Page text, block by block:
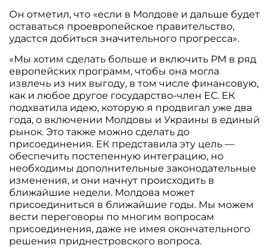
Он отметил, что «если в Молдове и дальше будет
оставаться проевропейское правительство,
удастся добиться значительного прогресса».
«Мы хотим сделать больше и включить РМ в ряд
европейских программ, чтобы она могла
извлечь из них выгоду, в том числе финансовую,
как и любое другое государство-член ЕС. ЕК
подхватила идею, которую я продвигал уже два
года, о включении Молдовы и Украины в единый
рынок. Это также можно сделать до
присоединения. ЕК представила эту цель —
обеспечить постепенную интеграцию, но
необходимы дополнительные законодательные
изменения, и они начнут происходить в
ближайшие недели. Молдова может
присоединиться в ближайшие годы. Мы можем
вести переговоры по многим вопросам
присоединения, даже не имея окончательного
решения приднестровского вопроса.